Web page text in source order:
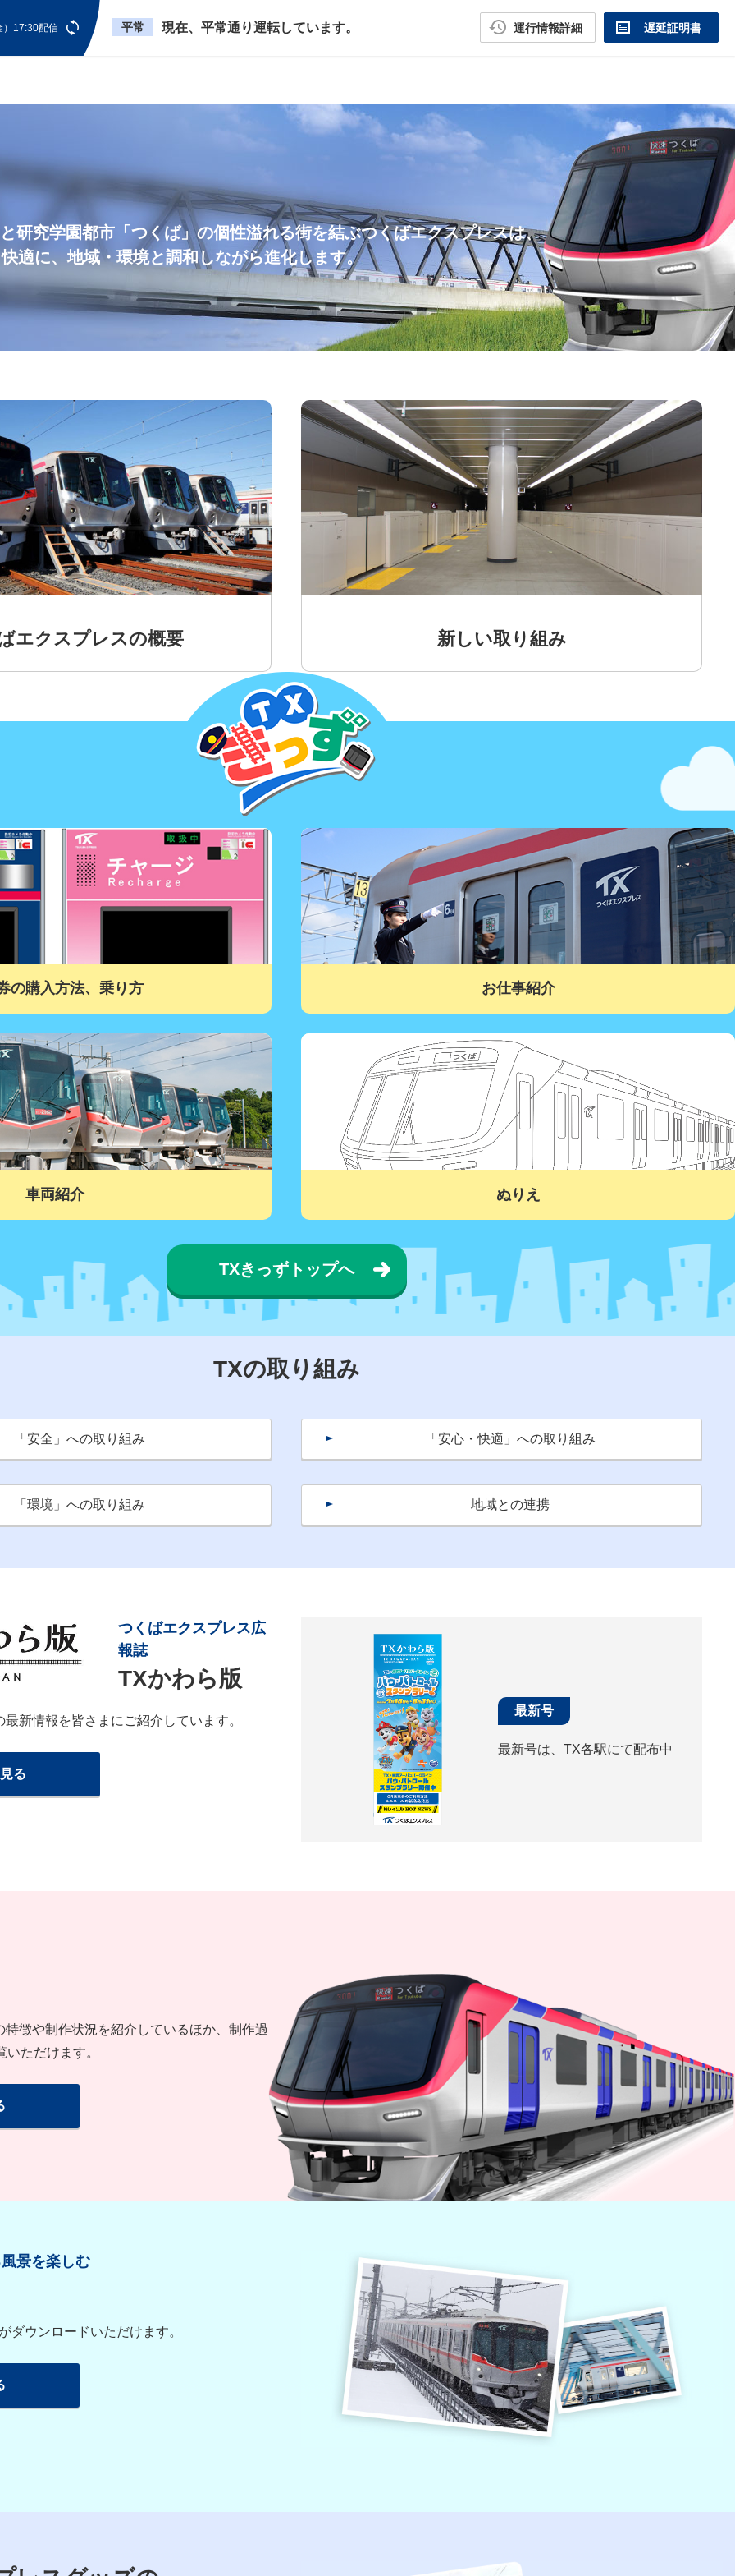
）17:30配信 平常 現在、平常通り運転しています。 運行情報詳細 遅延証明書
研究学園都市「つくば」の個性溢れる街を結ぶつくばエクスプレスは、
適に、地域・環境と調和しながら進化します。
エクスプレスの概要 新しい取り組み
の購入方法、乗り方 お仕事紹介
車両紹介 ぬりえ
TXきっずトップへ
TXの取り組み
「安全」への取り組み 「安心・快適」への取り組み
「環境」への取り組み 地域との連携
つくばエクスプレス広
報誌
TXかわら版
新情報を皆さまにご紹介しています。
る
最新号
最新号は、TX各駅にて配布中
徴や制作状況を紹介しているほか、制作過
ただけます。
景を楽しむ
ダウンロードいただけます。